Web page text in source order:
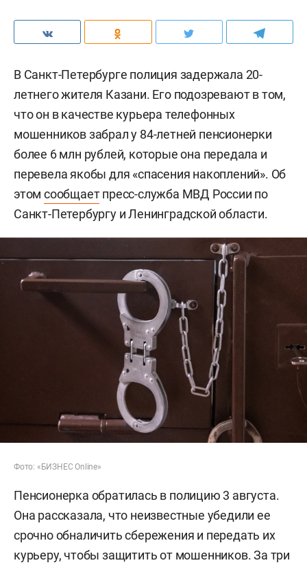
В Санкт-Петербурге полиция задержала 20-
летнего жителя Казани. Его подозревают в том,
что он в качестве курьера телефонных
мошенников забрал у 84-летней пенсионерки
более 6 млн рублей, которые она передала и
перевела якобы для «спасения накоплений». Об
этом сообщаетпресс-служба МВД России по
Санкт-Петербургу и Ленинградской области.
Фото: «БИЗНЕС Online»
Пенсионерка обратилась в полицию 3 августа.
Она рассказала, что неизвестные убедили ее
срочно обналичить сбережения и передать их
курьеру, чтобы защитить от мошенников. За три